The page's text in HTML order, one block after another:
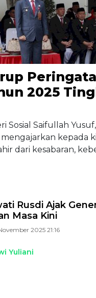
2025
Saifullah
kepada
dari kesabaran,
Rusdi Ajak
Masa Kini
2025 21:16
Yuliani